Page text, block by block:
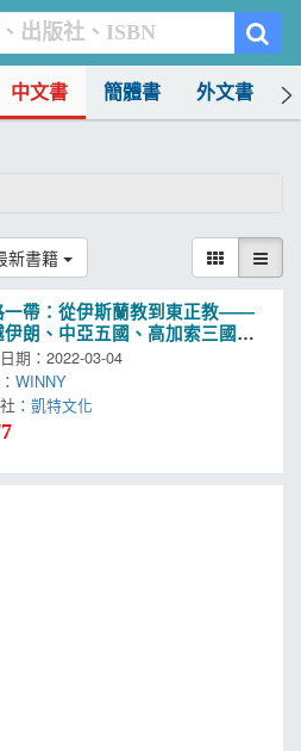
中文書 簡體書 外文書
新書籍
一帶：從伊斯蘭教到東正教——
伊朗、中亞五國、高加索三國冬
旅期：2022-03-04
WINNY
：